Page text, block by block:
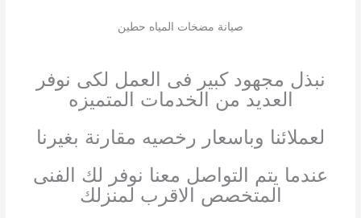
صيانة مضخات المياه حطين
نبذل مجهود كبير فى العمل لكى نوفر
العديد من الخدمات المتميزه
لعملائنا وباسعار رخصيه مقارنة بغيرنا
عندما يتم التواصل معنا نوفر لك الفنى
المتخصص الاقرب لمنزلك